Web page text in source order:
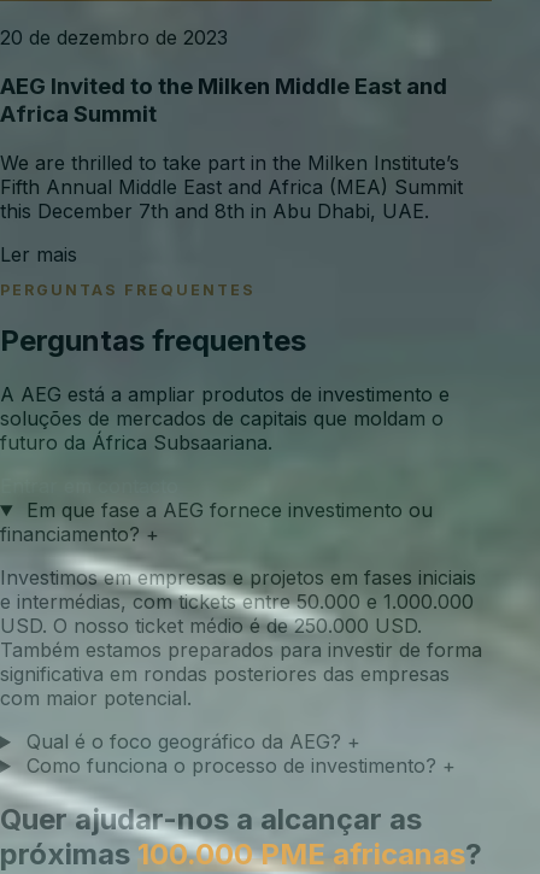
20 de dezembro de 2023
AEG Invited to the Milken Middle East and
Africa Summit
We are thrilled to take part in the Milken Institute’s
Fifth Annual Middle East and Africa (MEA) Summit
this December 7th and 8th in Abu Dhabi, UAE.
Ler mais
PERGUNTAS FREQUENTES
Perguntas frequentes
A AEG está a ampliar produtos de investimento e
soluções de mercados de capitais que moldam o
futuro da África Subsaariana.
Em que fase a AEG fornece investimento ou
financiamento? +
Investimos em empresas e projetos em fases iniciais
e intermédias, com tickets entre 50.000 e 1.000.000
USD. O nosso ticket médio é de 250.000 USD.
Também estamos preparados para investir de forma
significativa em rondas posteriores das empresas
com maior potencial.
Qual é o foco geográfico da AEG? +
Como funciona o processo de investimento? +
Quer ajudar-nos a alcançar as
próximas 100.000 PME africanas?